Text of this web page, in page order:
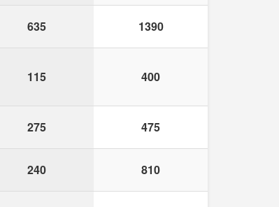
635 1390
115 400
275 475
240 810